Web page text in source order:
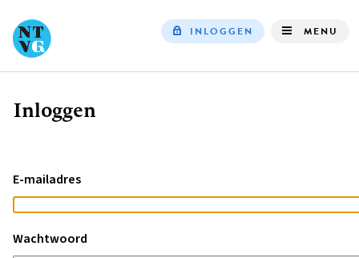
INLOGGEN MENU
Kruimelpad
Inloggen
E-mailadres
Wachtwoord